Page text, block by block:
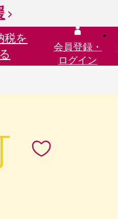
税を
会員登録・
ログイン